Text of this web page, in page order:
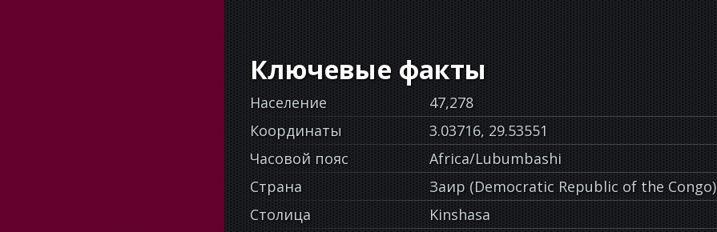
Ключевые факты
Население
47,278
Координаты
3.03716, 29.53551
Часовой пояс
Africa/Lubumbashi
Страна
Заир (Democratic Republic of the Congo)
Столица
Kinshasa